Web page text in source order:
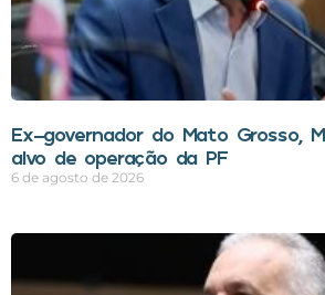
Ex-governador do Mato Grosso,
alvo de operação da PF
6 de agosto de 2026